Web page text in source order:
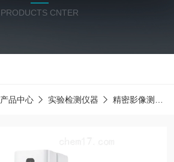
PRODUCTS CNTER
产品中心 实验检测仪器 精密影像测量仪